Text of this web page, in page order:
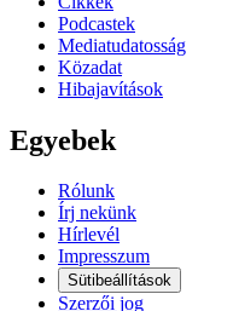
Podcastek
Mediatudatosság
Közadat
Hibajavítások
Egyebek
Rólunk
Írj nekünk
Hírlevél
Impresszum
Sütibeállítások
Szerzői jog